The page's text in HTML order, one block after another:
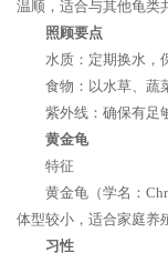
温顺，适合与其他龟类
照顾要点
水质：定期换水，
食物：以水草、蔬
紫外线：确保有足
黄金龟
特征
黄金龟（学名：
体型较小，适合家庭养
习性